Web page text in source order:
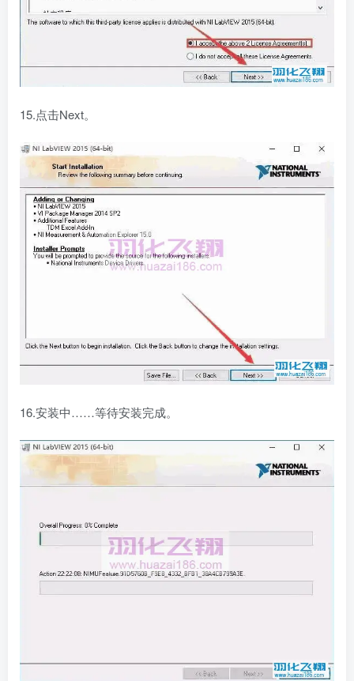
15.点击Next。
16.安装中……等待安装完成。